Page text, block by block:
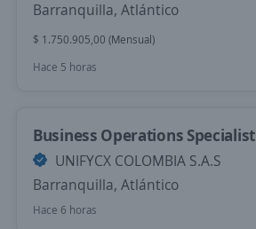
Barranquilla, Atlántico
$ 1.750.905,00 (Mensual)
Hace 5 horas
Business Operations Specialist
UNIFYCX COLOMBIA S.A.S
Barranquilla, Atlántico
Hace 6 horas